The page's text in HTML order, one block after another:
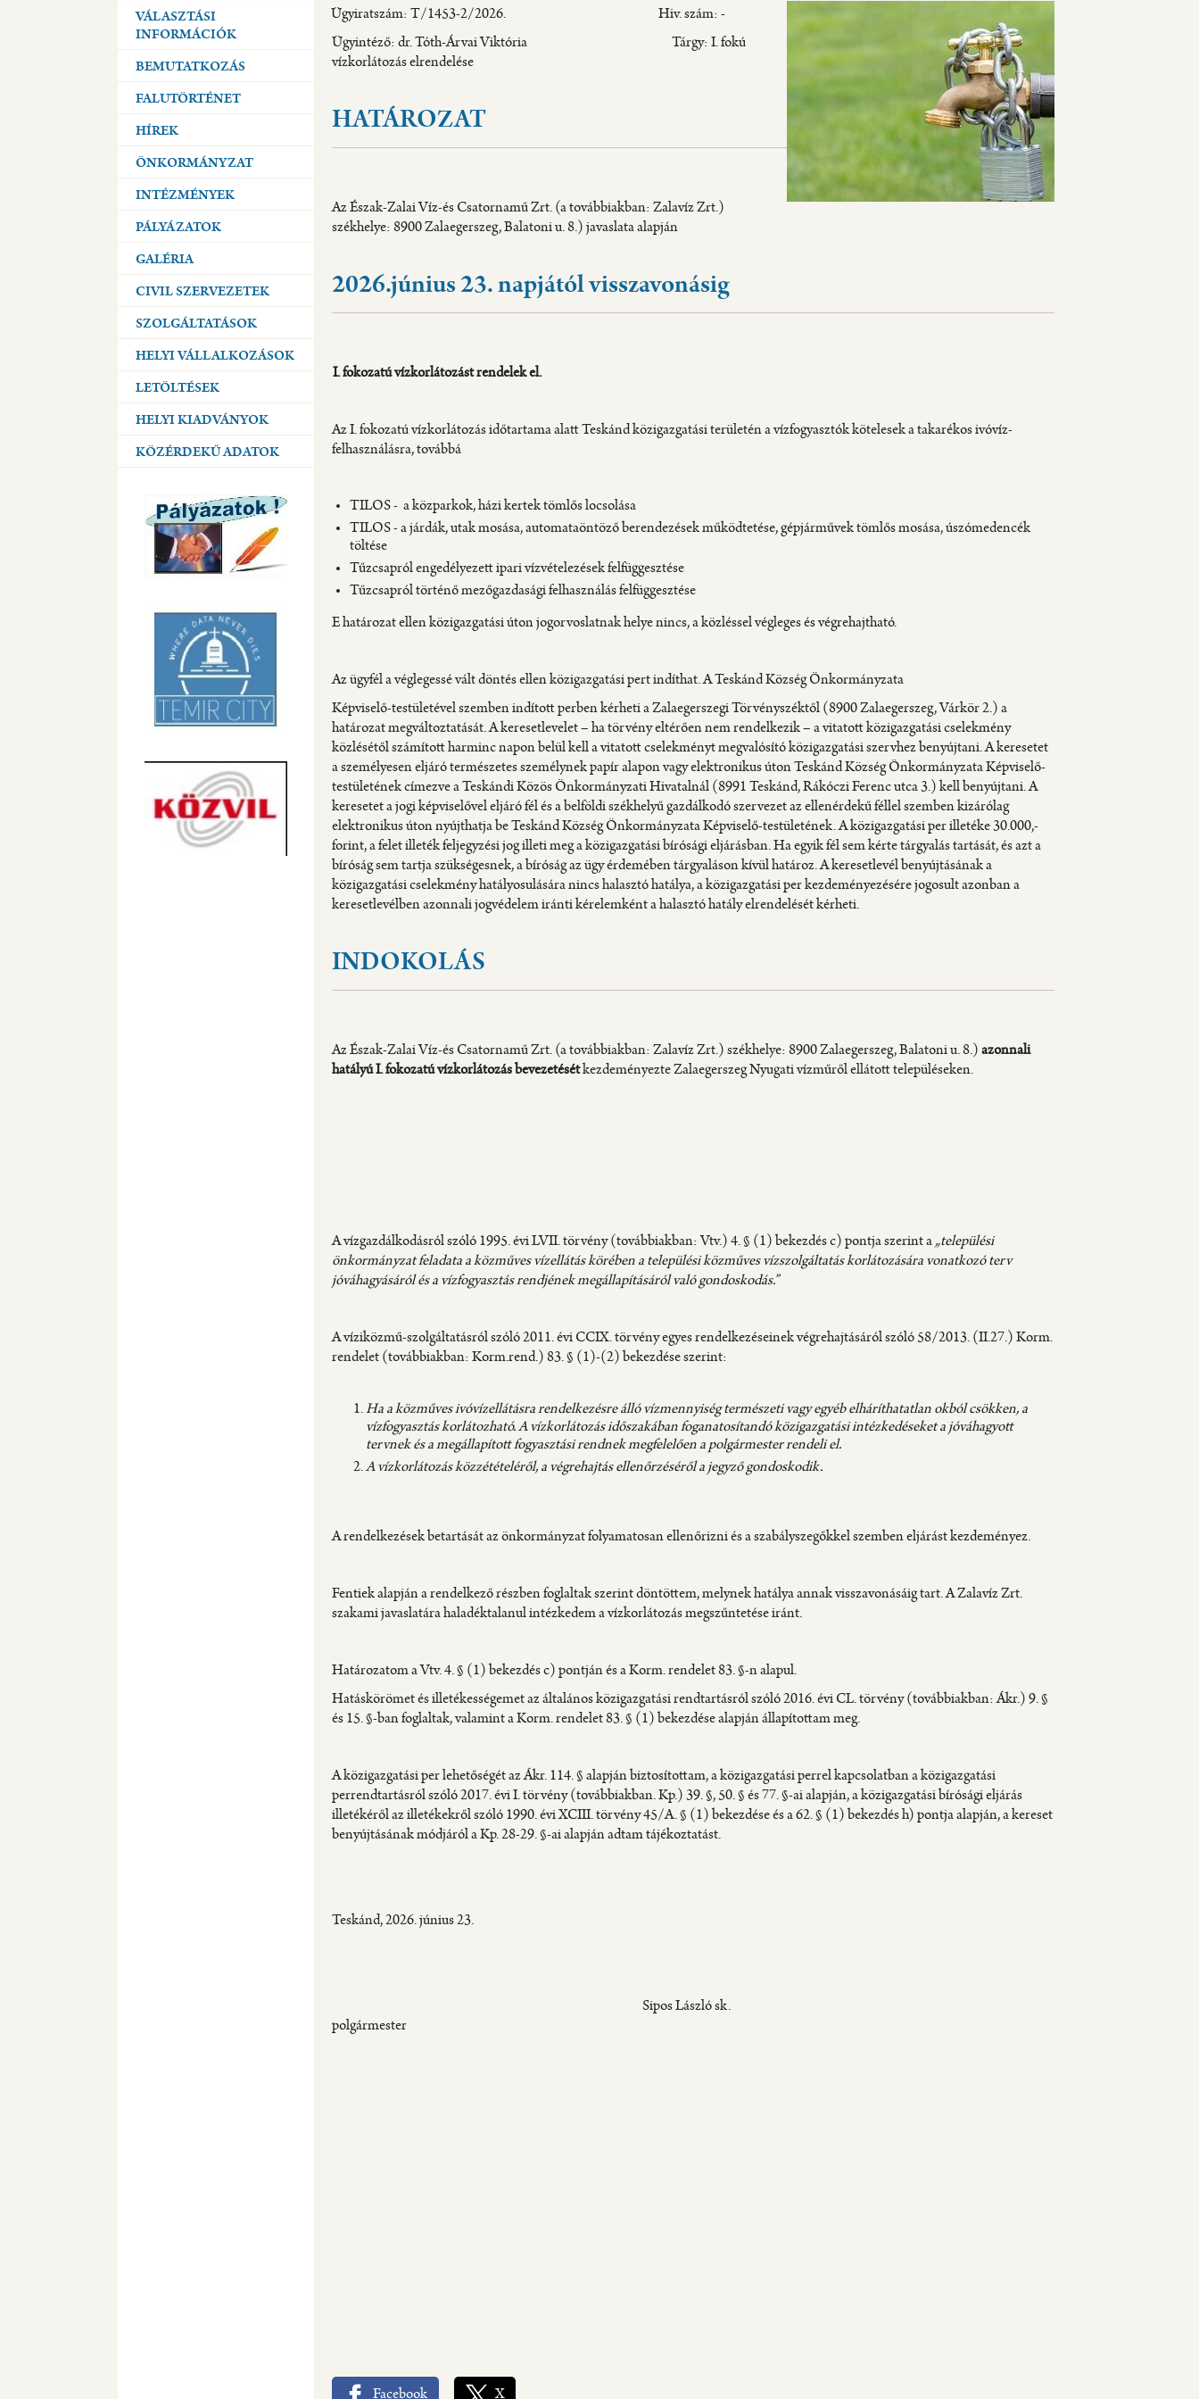
VÁLASZTÁSI
INFORMÁCIÓK
BEMUTATKOZÁS
FALUTÖRTÉNET
HÍREK
ÖNKORMÁNYZAT
INTÉZMÉNYEK
PÁLYÁZATOK
GALÉRIA
CIVIL SZERVEZETEK
SZOLGÁLTATÁSOK
HELYI VÁLLALKOZÁSOK
LETÖLTÉSEK
HELYI KIADVÁNYOK
KÖZÉRDEKŰ ADATOK
Ügyiratszám: T/1453-2/2026. Hiv. szám: -
Ügyintéző: dr. Tóth-Árvai Viktória Tárgy: I. fokú
vízkorlátozás elrendelése
HATÁROZAT
Az Észak-Zalai Víz-és Csatornamű Zrt. (a továbbiakban: Zalavíz Zrt.)
székhelye: 8900 Zalaegerszeg, Balatoni u. 8.) javaslata alapján
2026.június 23. napjától visszavonásig
I. fokozatú vízkorlátozást rendelek el.
Az I. fokozatú vízkorlátozás időtartama alatt Teskánd közigazgatási területén a vízfogyasztók kötelesek a takarékos ivóvíz-
felhasználásra, továbbá
TILOS - a közparkok, házi kertek tömlős locsolása
TILOS - a járdák, utak mosása, automataöntöző berendezések működtetése, gépjárművek tömlős mosása, úszómedencék
töltése
Tűzcsapról engedélyezett ipari vízvételezések felfüggesztése
Tűzcsapról történő mezőgazdasági felhasználás felfüggesztése
E határozat ellen közigazgatási úton jogorvoslatnak helye nincs, a közléssel végleges és végrehajtható.
Az ügyfél a véglegessé vált döntés ellen közigazgatási pert indíthat. A Teskánd Község Önkormányzata
Képviselő-testületével szemben indított perben kérheti a Zalaegerszegi Törvényszéktől (8900 Zalaegerszeg, Várkör 2.) a
határozat megváltoztatását. A keresetlevelet – ha törvény eltérően nem rendelkezik – a vitatott közigazgatási cselekmény
közlésétől számított harminc napon belül kell a vitatott cselekményt megvalósító közigazgatási szervhez benyújtani. A keresetet
a személyesen eljáró természetes személynek papír alapon vagy elektronikus úton Teskánd Község Önkormányzata Képviselő-
testületének címezve a Teskándi Közös Önkormányzati Hivatalnál (8991 Teskánd, Rákóczi Ferenc utca 3.) kell benyújtani. A
keresetet a jogi képviselővel eljáró fél és a belföldi székhelyű gazdálkodó szervezet az ellenérdekű féllel szemben kizárólag
elektronikus úton nyújthatja be Teskánd Község Önkormányzata Képviselő-testületének. A közigazgatási per illetéke 30.000,-
forint, a felet illeték feljegyzési jog illeti meg a közigazgatási bírósági eljárásban. Ha egyik fél sem kérte tárgyalás tartását, és azt a
bíróság sem tartja szükségesnek, a bíróság az ügy érdemében tárgyaláson kívül határoz. A keresetlevél benyújtásának a
közigazgatási cselekmény hatályosulására nincs halasztó hatálya, a közigazgatási per kezdeményezésére jogosult azonban a
keresetlevélben azonnali jogvédelem iránti kérelemként a halasztó hatály elrendelését kérheti.
INDOKOLÁS
Az Észak-Zalai Víz-és Csatornamű Zrt. (a továbbiakban: Zalavíz Zrt.) székhelye: 8900 Zalaegerszeg, Balatoni u. 8.) azonnali
hatályú I. fokozatú vízkorlátozás bevezetésétkezdeményezte Zalaegerszeg Nyugati vízműről ellátott településeken.
A vízgazdálkodásról szóló 1995. évi LVII. törvény (továbbiakban: Vtv.) 4. § (1) bekezdés c) pontja szerint a „települési
önkormányzat feladata a közműves vízellátás körében a települési közműves vízszolgáltatás korlátozására vonatkozó terv
jóváhagyásáról és a vízfogyasztás rendjének megállapításáról való gondoskodás.”
A víziközmű-szolgáltatásról szóló 2011. évi CCIX. törvény egyes rendelkezéseinek végrehajtásáról szóló 58/2013. (II.27.) Korm.
rendelet (továbbiakban: Korm.rend.) 83. § (1)-(2) bekezdése szerint:
Ha a közműves ivóvízellátásra rendelkezésre álló vízmennyiség természeti vagy egyéb elháríthatatlan okból csökken, a
vízfogyasztás korlátozható. A vízkorlátozás időszakában foganatosítandó közigazgatási intézkedéseket a jóváhagyott
tervnek és a megállapított fogyasztási rendnek megfelelően a polgármester rendeli el.
A vízkorlátozás közzétételéről, a végrehajtás ellenőrzéséről a jegyző gondoskodik.
A rendelkezések betartását az önkormányzat folyamatosan ellenőrizni és a szabályszegőkkel szemben eljárást kezdeményez.
Fentiek alapján a rendelkező részben foglaltak szerint döntöttem, melynek hatálya annak visszavonásáig tart. A Zalavíz Zrt.
szakami javaslatára haladéktalanul intézkedem a vízkorlátozás megszűntetése iránt.
Határozatom a Vtv. 4. § (1) bekezdés c) pontján és a Korm. rendelet 83. §-n alapul.
Hatáskörömet és illetékességemet az általános közigazgatási rendtartásról szóló 2016. évi CL. törvény (továbbiakban: Ákr.) 9. §
és 15. §-ban foglaltak, valamint a Korm. rendelet 83. § (1) bekezdése alapján állapítottam meg.
A közigazgatási per lehetőségét az Ákr. 114. § alapján biztosítottam, a közigazgatási perrel kapcsolatban a közigazgatási
perrendtartásról szóló 2017. évi I. törvény (továbbiakban. Kp.) 39. §, 50. § és 77. §-ai alapján, a közigazgatási bírósági eljárás
illetékéről az illetékekről szóló 1990. évi XCIII. törvény 45/A. § (1) bekezdése és a 62. § (1) bekezdés h) pontja alapján, a kereset
benyújtásának módjáról a Kp. 28-29. §-ai alapján adtam tájékoztatást.
Teskánd, 2026. június 23.
Sipos László sk.
polgármester
Facebook X